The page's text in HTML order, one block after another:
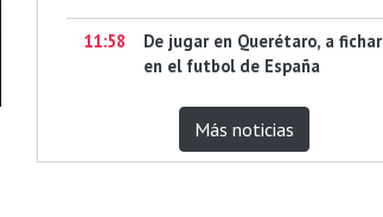
11:58
De jugar en Querétaro, a fichar
en el futbol de España
Más noticias